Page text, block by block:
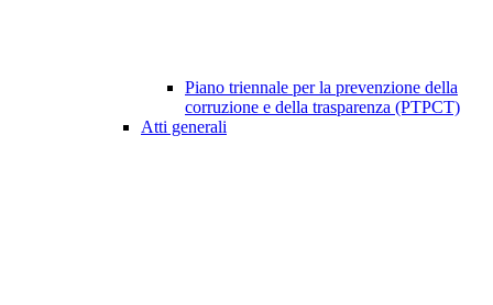
Piano triennale per la prevenzione della
corruzione e della trasparenza (PTPCT)
Atti generali